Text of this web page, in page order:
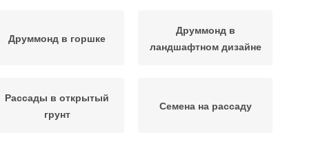
Друммонд в горшке
Друммонд в
ландшафтном дизайне
Рассады в открытый
грунт
Семена на рассаду